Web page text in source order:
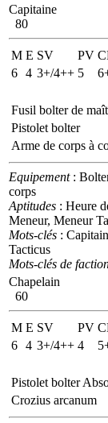
Capitaine
80
M E SV PV
6 4 3+/4++ 5
Fusil bolter de
Pistolet bolter
Arme de corps à
Equipement:
corps
Aptitudes : Heure
Meneur, Meneur
Mots-clés :
Tacticus
Mots-clés de
Chapelain
60
M E SV PV
6 4 3+/4++ 4
Pistolet bolter
Crozius arcanum